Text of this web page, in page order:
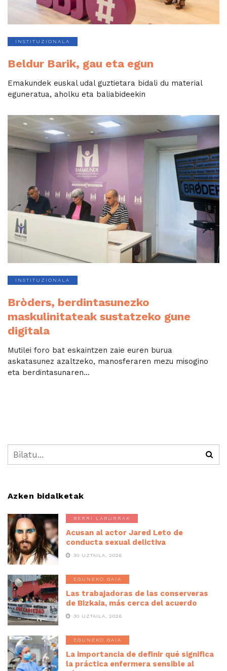
INSTITUZIONALA
Beldur Barik, gau eta egun
Emakundek euskal udal guztietara bidali du material
eguneratua, aholku eta baliabideekin
INSTITUZIONALA
Bròders, berdintasunezko
maskulinitateak sustatzeko gune
digitala
Mutilei foro bat eskaintzen zaie euren burua
askatasunez azaltzeko, manosferaren mezu misogino
eta berdintasunaren...
Azken bidalketak
BERRI LABURRAK
Acusan al actor Jared Leto de
conducta sexual delictiva
30 UZTAILA, 2026
EGUNEKO GAIA
Las trabajadoras de las conserveras
de Bizkaia, más cerca del acuerdo
30 UZTAILA, 2026
EGUNEKO GAIA
La importancia de definir qué significa
la práctica enfermera sensible al